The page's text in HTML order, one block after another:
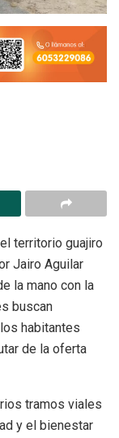
territorio guajiro
Jairo Aguilar
la mano con la
buscan
habitantes
de la oferta
tramos viales
y el bienestar